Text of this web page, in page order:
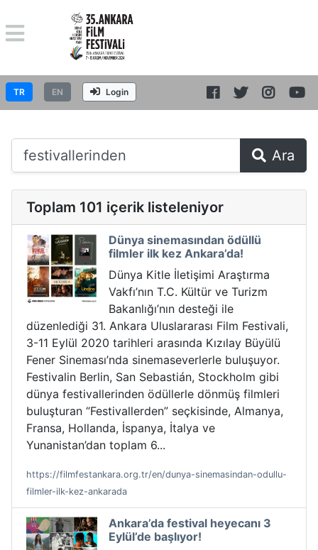
TR EN Login
Ara
Toplam 101 içerik listeleniyor
Dünya sinemasından ödüllü
filmler ilk kez Ankara’da!
Dünya Kitle İletişimi Araştırma
Vakfı’nın T.C. Kültür ve Turizm
Bakanlığı’nın desteği ile
düzenlediği 31. Ankara Uluslararası Film Festivali,
3-11 Eylül 2020 tarihleri arasında Kızılay Büyülü
Fener Sineması’nda sinemaseverlerle buluşuyor.
Festivalin Berlin, San Sebastián, Stockholm gibi
dünya festivallerinden ödüllerle dönmüş filmleri
buluşturan “Festivallerden” seçkisinde, Almanya,
Fransa, Hollanda, İspanya, İtalya ve
Yunanistan’dan toplam 6...
https://filmfestankara.org.tr/en/dunya-sinemasindan-odullu-
filmler-ilk-kez-ankarada
Ankara’da festival heyecanı 3
Eylül’de başlıyor!